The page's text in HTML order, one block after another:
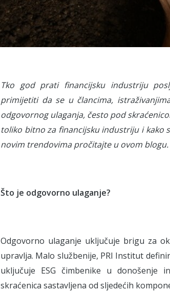
Tko god prati financijsku industriju
primijetiti da se u člancima,
odgovornog ulaganja, često pod
toliko bitno za financijsku industriju i kako
novim trendovima pročitajte u ovom blogu.
Što je odgovorno ulaganje?
Odgovorno ulaganje uključuje brigu za
upravlja. Malo službenije, PRI Institut
uključuje ESG čimbenike u donošenje
skraćenica sastavljena od sljedećih